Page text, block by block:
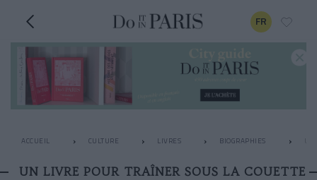
FR
ACCUEIL CULTURE LIVRES BIOGRAPHIES
UN LIVRE POUR TRAÎNER SOUS LA COUETTE